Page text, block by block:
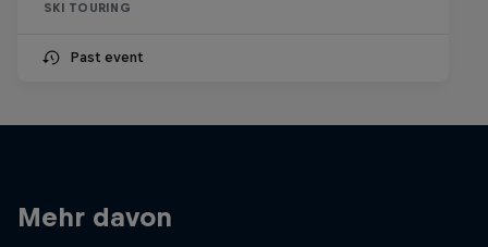
SKI TOURING
Past event
Mehr davon